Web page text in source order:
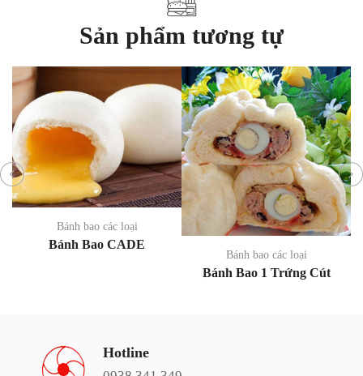
Sản phẩm tương tự
Bánh bao các loại
Bánh Bao CADE
Bánh bao các loại
Bánh Bao 1 Trứng Cút
Hotline